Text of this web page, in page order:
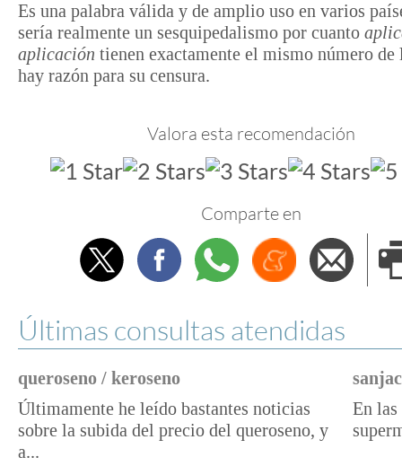
Es una palabra válida y de amplio uso en varios
sería realmente un sesquipedalismo por cuanto
aplicación tienen exactamente el mismo número de
hay razón para su censura.
Valora esta recomendación
Comparte en
TwitterFacebookWhatsappMenéame
Últimas consultas atendidas
queroseno / keroseno
Últimamente he leído bastantes noticias
sobre la subida del precio del queroseno, y
a...
En las